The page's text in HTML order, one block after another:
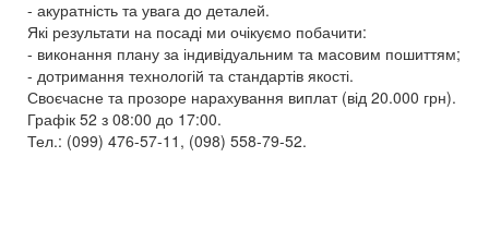
- акуратність та увага до деталей.
Які результати на посаді ми очікуємо побачити:
- виконання плану за індивідуальним та масовим пошиттям;
- дотримання технологій та стандартів якості.
Своєчасне та прозоре нарахування виплат (від 20.000 грн).
Графік 52 з 08:00 до 17:00.
Тел.: (099) 476-57-11, (098) 558-79-52.